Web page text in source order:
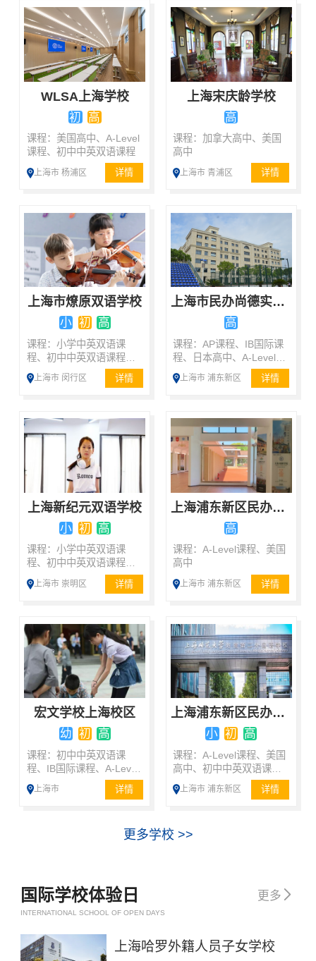
WLSA上海学校
初 高
课程：美国高中、A-Level
课程、初中中英双语课程
上海市 杨浦区 详情
上海宋庆龄学校
高
课程：加拿大高中、美国
高中
上海市 青浦区 详情
上海市燎原双语学校
小 初 高
课程：小学中英双语课
程、初中中英双语课程、
美国高中、A-Level课程
上海市 闵行区 详情
上海市民办尚德实验学校
高
课程：AP课程、IB国际课
程、日本高中、A-Level课
程、艺术特长课程
上海市 浦东新区 详情
上海新纪元双语学校
小 初 高
课程：小学中英双语课
程、初中中英双语课程、
美国高中、加拿大高中、
A-Level课程、日本高中
上海市 崇明区 详情
上海浦东新区民办籽奥高级中学
高
课程：A-Level课程、美国
高中
上海市 浦东新区 详情
宏文学校上海校区
幼 初 高
课程：初中中英双语课
程、IB国际课程、A-Level
课程、双语国际课程
上海市 详情
上海浦东新区民办东鼎外国语学校
小 初 高
课程：A-Level课程、美国
高中、初中中英双语课
程、剑桥国际小学课程、
日本高中
上海市 浦东新区 详情
更多学校 >>
国际学校体验日
INTERNATIONAL SCHOOL OF OPEN DAYS
更多 
上海哈罗外籍人员子女学校